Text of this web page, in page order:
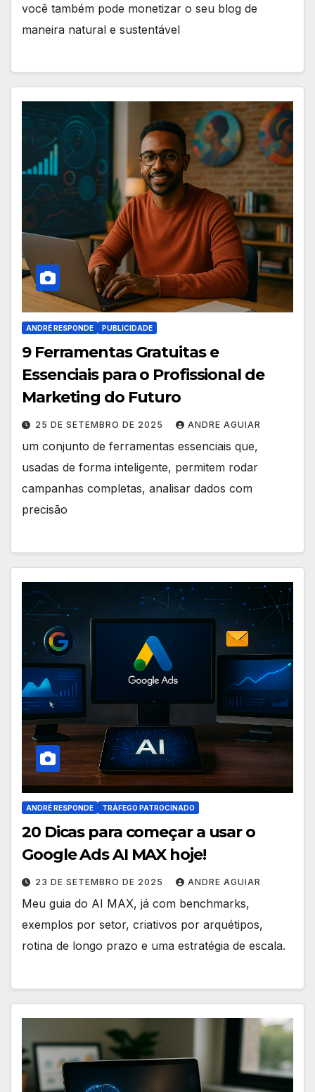
você também pode monetizar o seu blog de
maneira natural e sustentável
ANDRÉ RESPONDE PUBLICIDADE
9 Ferramentas Gratuitas e
Essenciais para o Profissional de
Marketing do Futuro
25 DE SETEMBRO DE 2025 ANDRE AGUIAR
um conjunto de ferramentas essenciais que,
usadas de forma inteligente, permitem rodar
campanhas completas, analisar dados com
precisão
ANDRÉ RESPONDE TRÁFEGO PATROCINADO
20 Dicas para começar a usar o
Google Ads AI MAX hoje!
23 DE SETEMBRO DE 2025 ANDRE AGUIAR
Meu guia do AI MAX, já com benchmarks,
exemplos por setor, criativos por arquétipos,
rotina de longo prazo e uma estratégia de escala.